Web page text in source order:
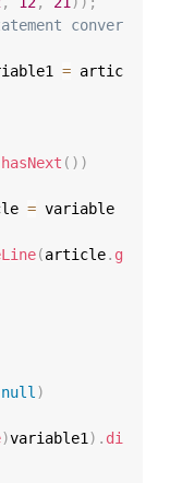
conver
= artic
hasNext ( ) )
= variable
(article. g
null )
)variable1 ) . di